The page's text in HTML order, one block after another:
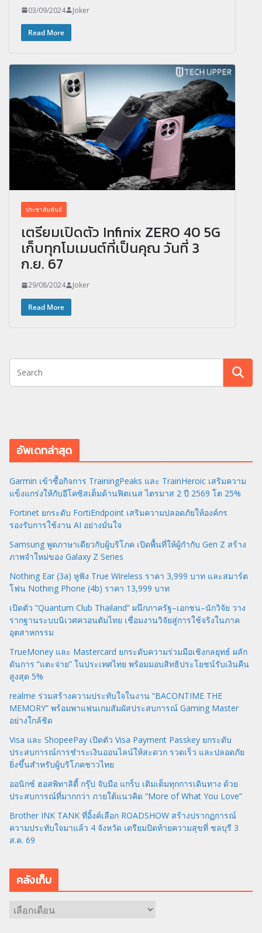
03/09/2024 Joker
Read More
ประชาสัมพันธ์
เตรียมเปิดตัว Infinix ZERO 40 5G
เก็บทุกโมเมนต์ที่เป็นคุณ วันที่ 3
ก.ย. 67
29/08/2024 Joker
Read More
อัพเดทล่าสุด
Garmin เข้าซื้อกิจการ TrainingPeaks และ TrainHeroic เสริมความ
แข็งแกร่งให้กับอีโคซิสเต็มด้านฟิตเนส ไตรมาส 2 ปี 2569 โต 25%
Fortinet ยกระดับ FortiEndpoint เสริมความปลอดภัยให้องค์กร
รองรับการใช้งาน AI อย่างมั่นใจ
Samsung พูดภาษาเดียวกับผู้บริโภค เปิดพื้นที่ให้ผู้กำกับ Gen Z สร้าง
ภาพจำใหม่ของ Galaxy Z Series
Nothing Ear (3a) หูฟัง True Wireless ราคา 3,999 บาท และสมาร์ต
โฟน Nothing Phone (4b) ราคา 13,999 บาท
เปิดตัว “Quantum Club Thailand” ผนึกภาครัฐ–เอกชน–นักวิจัย วาง
รากฐานระบบนิเวศควอนตัมไทย เชื่อมงานวิจัยสู่การใช้จริงในภาค
อุตสาหกรรม
TrueMoney และ Mastercard ยกระดับความร่วมมือเชิงกลยุทธ์ ผลัก
ดันการ “แตะจ่าย” ในประเทศไทย พร้อมมอบสิทธิประโยชน์รับเงินคืน
สูงสุด 5%
realme ร่วมสร้างความประทับใจในงาน “BACONTIME THE
MEMORY” พร้อมพาแฟนเกมสัมผัสประสบการณ์ Gaming Master
อย่างใกล้ชิด
Visa และ ShopeePay เปิดตัว Visa Payment Passkey ยกระดับ
ประสบการณ์การชำระเงินออนไลน์ให้สะดวก รวดเร็ว และปลอดภัย
ยิ่งขึ้นสำหรับผู้บริโภคชาวไทย
ออนิกซ์ ฮอสพิทาลิตี้ กรุ๊ป จับมือ แกร็บ เติมเต็มทุกการเดินทาง ด้วย
ประสบการณ์ที่มากกว่า ภายใต้แนวคิด “More of What You Love”
Brother INK TANK ที่อิ้งค์เลือก ROADSHOW สร้างปรากฏการณ์
ความประทับใจมาแล้ว 4 จังหวัด เตรียมปิดท้ายความสุขที่ ชลบุรี 3
ส.ค. 69
คลังเก็บ